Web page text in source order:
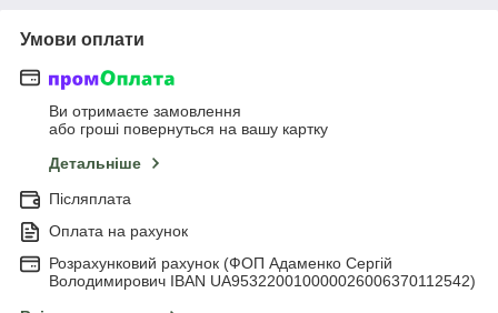
Умови оплати
Ви отримаєте замовлення
або гроші повернуться на вашу картку
Детальніше
Післяплата
Оплата на рахунок
Розрахунковий рахунок (ФОП Адаменко Сергій
Володимирович IBAN UA953220010000026006370112542)